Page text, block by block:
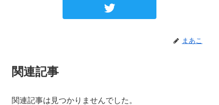
まあこ
関連記事
関連記事は見つかりませんでした。